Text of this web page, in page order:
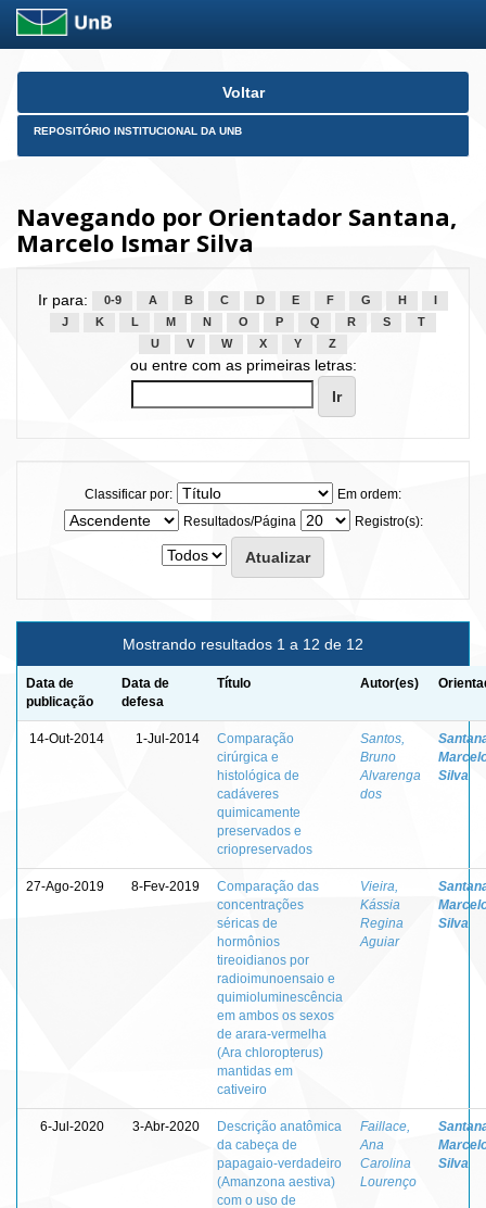
Skip
Voltar
REPOSITÓRIO INSTITUCIONAL DA UNB
Navegando por Orientador Santana,
Marcelo Ismar Silva
Ir para: 0-9 A B C D E F G H
J
K L M N O P Q R S
T
U
V W X Y Z
ou entre com as primeiras letras:
Classificar por:
Em ordem:
Resultados/Página
Registro(s):
Mostrando resultados 1 a 12 de 12
Data de
publicação
Data de
defesa
Título Autor(es)
14-Out-2014 1-Jul-2014
Comparação
cirúrgica e
histológica de
cadáveres
quimicamente
preservados e
criopreservados
Santos,
Bruno
Alvarenga
dos
Silva
27-Ago-2019 8-Fev-2019
Comparação das
concentrações
séricas de
hormônios
tireoidianos por
radioimunoensaio e
quimioluminescência
em ambos os sexos
de arara-vermelha
(Ara chloropterus)
mantidas em
cativeiro
Vieira,
Kássia
Regina
Aguiar
Silva
6-Jul-2020 3-Abr-2020
Descrição anatômica
da cabeça de
papagaio-verdadeiro
(Amanzona aestiva)
com o uso de
Faillace,
Ana
Carolina
Lourenço
Silva